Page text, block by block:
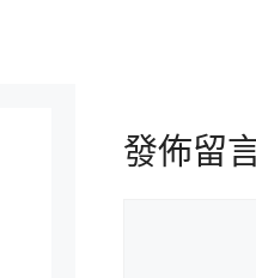
發佈留